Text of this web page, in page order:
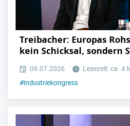
Treibacher: Europas
kein Schicksal, sondern
09.07.2026
Lesezeit: ca. 4
#Industriekongress